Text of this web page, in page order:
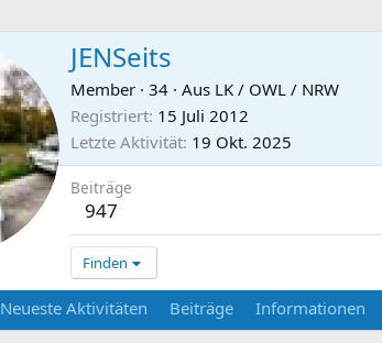
JENSeits
Member · 34 · Aus LK / OWL / NRW
Registriert 15 Juli 2012
Letzte Aktivität 19 Okt. 2025
Beiträge
947
Finden
Neueste Aktivitäten Beiträge Informationen